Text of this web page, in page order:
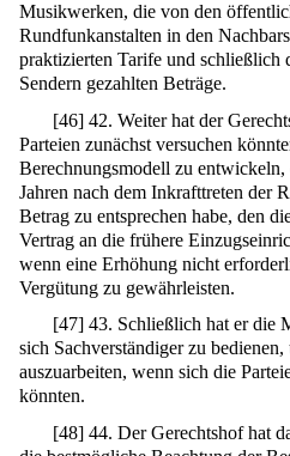
Musikwerken, die von den
Rundfunkanstalten in den
praktizierten Tarife und schließlich
Sendern gezahlten Beträge.
[46] 42. Weiter hat der
Parteien zunächst versuchen
Berechnungsmodell zu entwickeln,
Jahren nach dem Inkrafttreten der
Betrag zu entsprechen habe, den
Vertrag an die frühere
wenn eine Erhöhung nicht
Vergütung zu gewährleisten.
[47] 43. Schließlich hat er die
sich Sachverständiger zu
auszuarbeiten, wenn sich die
könnten.
[48] 44. Der Gerechtshof hat